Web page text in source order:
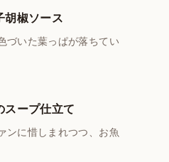
胡椒ソース
づいた葉っぱが落ちてい
スープ仕立て
ンに惜しまれつつ、お魚